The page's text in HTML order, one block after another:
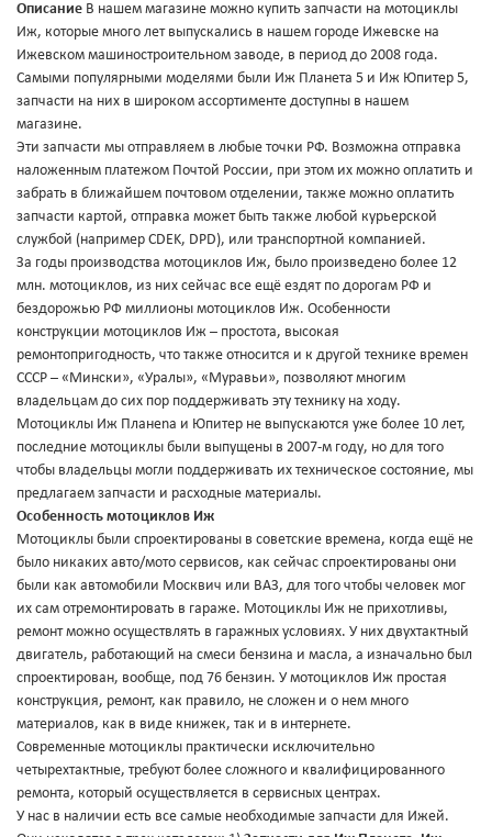
Описание В нашем магазине можно купить запчасти на мотоциклы
Иж, которые много лет выпускались в нашем городе Ижевске на
Ижевском машиностроительном заводе, в период до 2008 года.
Самыми популярными моделями были Иж Планета 5 и Иж Юпитер 5,
запчасти на них в широком ассортименте доступны в нашем
магазине.
Эти запчасти мы отправляем в любые точки РФ. Возможна отправка
наложенным платежом Почтой России, при этом их можно оплатить и
забрать в ближайшем почтовом отделении, также можно оплатить
запчасти картой, отправка может быть также любой курьерской
службой (например CDEK, DPD), или транспортной компанией.
За годы производства мотоциклов Иж, было произведено более 12
млн. мотоциклов, из них сейчас все ещё ездят по дорогам РФ и
бездорожью РФ миллионы мотоциклов Иж. Особенности
конструкции мотоциклов Иж – простота, высокая
ремонтопригодность, что также относится и к другой технике времен
СССР – «Мински», «Уралы», «Муравьи», позволяют многим
владельцам до сих пор поддерживать эту технику на ходу.
Мотоциклы Иж Планеnа и Юпитер не выпускаются уже более 10 лет,
последние мотоциклы были выпущены в 2007-м году, но для того
чтобы владельцы могли поддерживать их техническое состояние, мы
предлагаем запчасти и расходные материалы.
Особенность мотоциклов Иж
Мотоциклы были спроектированы в советские времена, когда ещё не
было никаких авто/мото сервисов, как сейчас спроектированы они
были как автомобили Москвич или ВАЗ, для того чтобы человек мог
их сам отремонтировать в гараже. Мотоциклы Иж не прихотливы,
ремонт можно осуществлять в гаражных условиях. У них двухтактный
двигатель, работающий на смеси бензина и масла, а изначально был
спроектирован, вообще, под 76 бензин. У мотоциклов Иж простая
конструкция, ремонт, как правило, не сложен и о нем много
материалов, как в виде книжек, так и в интернете.
Современные мотоциклы практически исключительно
четырехтактные, требуют более сложного и квалифицированного
ремонта, который осуществляется в сервисных центрах.
У нас в наличии есть все самые необходимые запчасти для Ижей.